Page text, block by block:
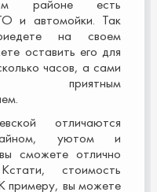
районе есть
и автомойки. Так
на своем
оставить его для
часов, а сами
приятным
отличаются
уютом и
сможете отлично
стоимость
примеру, вы можете